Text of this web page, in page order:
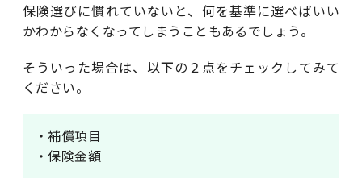
保険選びに慣れていないと、何を基準に選べばいい
かわからなくなってしまうこともあるでしょう。
そういった場合は、以下の２点をチェックしてみて
ください。
・補償項目
・保険金額